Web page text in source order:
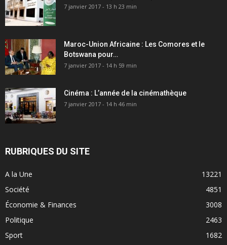
7 janvier 2017 - 13 h 23 min
Maroc-Union Africaine : Les Comores et le
Botswana pour…
7 janvier 2017 - 14 h 59 min
Cinéma : L’année de la cinémathèque
7 janvier 2017 - 14 h 46 min
RUBRIQUES DU SITE
A la Une
13221
Société
4851
Économie & Finances
3008
Politique
2463
Sport
1682